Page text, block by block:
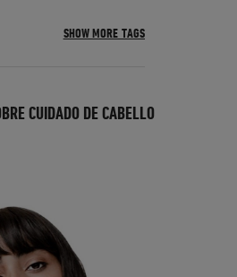
SHOW MORE TAGS
CUIDADO DE CABELLO